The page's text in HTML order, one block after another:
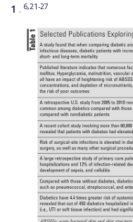
1 . 6,21-27